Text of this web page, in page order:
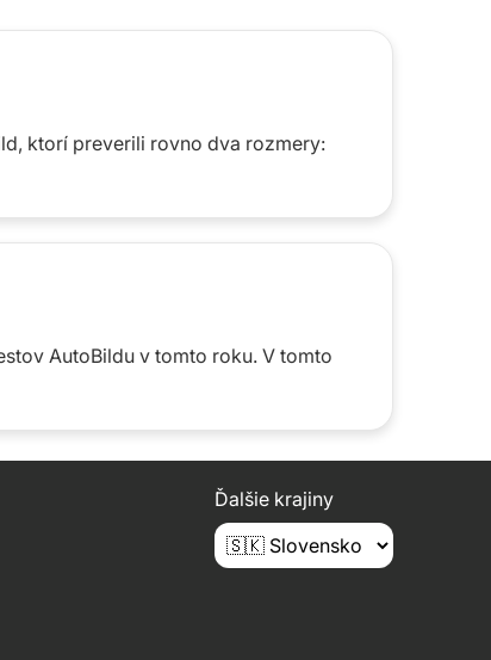
ktorí preverili rovno dva rozmery:
AutoBildu v tomto roku. V tomto
Ďalšie krajiny